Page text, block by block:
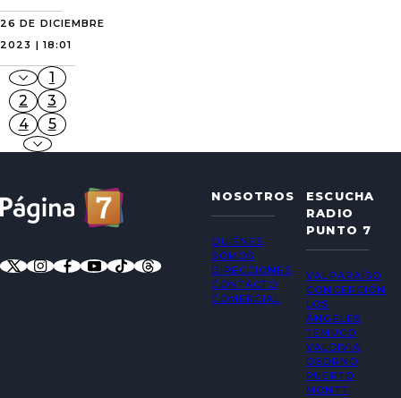
26 DE DICIEMBRE
2023 | 18:01
1
2
3
4
5
NOSOTROS
QUIÉNES
SOMOS
DIRECCIONES
CONTACTO
COMERCIAL
ESCUCHA
RADIO
PUNTO 7
VALPARAÍSO
CONCEPCIÓN
LOS
ÁNGELES
TEMUCO
VALDIVIA
OSORNO
PUERTO
MONTT